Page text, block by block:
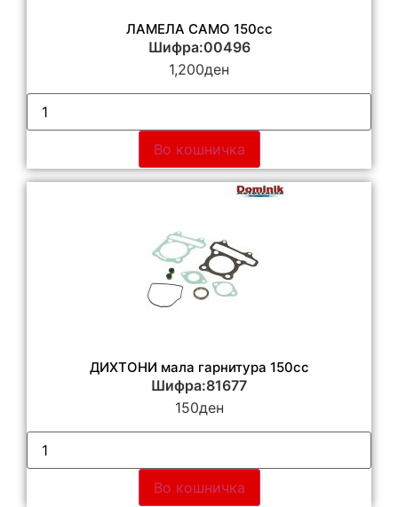
ЛАМЕЛА САМО 150сс
Шифра:00496
1,200ден
Во кошничка
ДИХТОНИ мала гарнитура 150сс
Шифра:81677
150ден
Во кошничка